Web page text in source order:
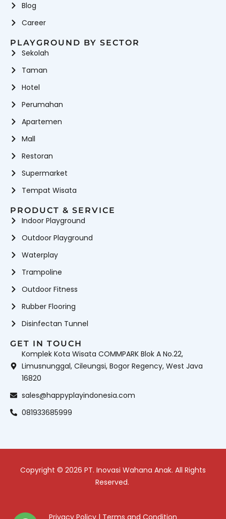
Blog
Career
PLAYGROUND BY SECTOR
Sekolah
Taman
Hotel
Perumahan
Apartemen
Mall
Restoran
Supermarket
Tempat Wisata
PRODUCT & SERVICE
Indoor Playground
Outdoor Playground
Waterplay
Trampoline
Outdoor Fitness
Rubber Flooring
Disinfectan Tunnel
GET IN TOUCH
Komplek Kota Wisata COMMPARK Blok A No.22,
Limusnunggal, Cileungsi, Bogor Regency, West Java
16820
sales@happyplayindonesia.com
081933685999
Copyright © 2026 PT. Inovasi Wahana Anak. All Rights
Reserved.
Privacy Policy | Terms and Condition